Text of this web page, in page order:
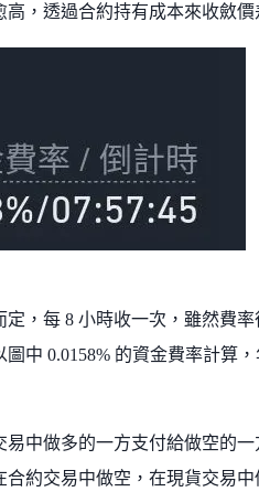
，透過合約持有成本來收斂價
，每 8 小時收一次，雖然費率
中 0.0158% 的資金費率計算
中做多的一方支付給做空的一
約交易中做空，在現貨交易中